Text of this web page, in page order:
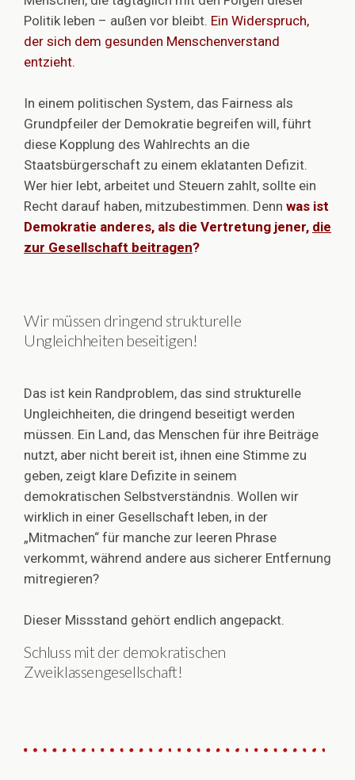
Politik leben – außen vor bleibt. Ein Widerspruch,
der sich dem gesunden Menschenverstand
entzieht.
In einem politischen System, das Fairness als
Grundpfeiler der Demokratie begreifen will, führt
diese Kopplung des Wahlrechts an die
Staatsbürgerschaft zu einem eklatanten Defizit.
Wer hier lebt, arbeitet und Steuern zahlt, sollte ein
Recht darauf haben, mitzubestimmen. Denn was ist
Demokratie anderes, als die Vertretung jener, die
zur Gesellschaft beitragen?
Wir müssen dringend strukturelle
Ungleichheiten beseitigen!
Das ist kein Randproblem, das sind strukturelle
Ungleichheiten, die dringend beseitigt werden
müssen. Ein Land, das Menschen für ihre Beiträge
nutzt, aber nicht bereit ist, ihnen eine Stimme zu
geben, zeigt klare Defizite in seinem
demokratischen Selbstverständnis. Wollen wir
wirklich in einer Gesellschaft leben, in der
„Mitmachen“ für manche zur leeren Phrase
verkommt, während andere aus sicherer Entfernung
mitregieren?
Dieser Missstand gehört endlich angepackt.
Schluss mit der demokratischen
Zweiklassengesellschaft!